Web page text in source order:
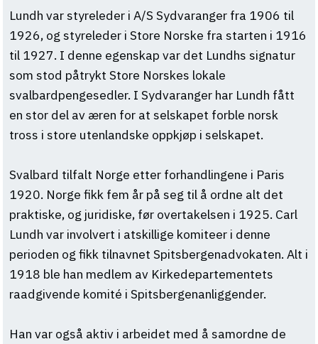
Lundh var styreleder i A/S Sydvaranger fra 1906 til
1926, og styreleder i Store Norske fra starten i 1916
til 1927. I denne egenskap var det Lundhs signatur
som stod påtrykt Store Norskes lokale
svalbardpengesedler. I Sydvaranger har Lundh fått
en stor del av æren for at selskapet forble norsk
tross i store utenlandske oppkjøp i selskapet.
Svalbard tilfalt Norge etter forhandlingene i Paris
1920. Norge fikk fem år på seg til å ordne alt det
praktiske, og juridiske, før overtakelsen i 1925. Carl
Lundh var involvert i atskillige komiteer i denne
perioden og fikk tilnavnet Spitsbergenadvokaten. Alt i
1918 ble han medlem av Kirkedepartementets
raadgivende komité i Spitsbergenanliggender.
Han var også aktiv i arbeidet med å samordne de